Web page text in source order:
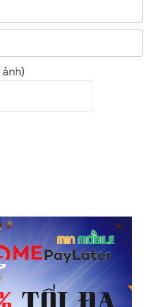
phím âm lượng tai nghe
ảnh)